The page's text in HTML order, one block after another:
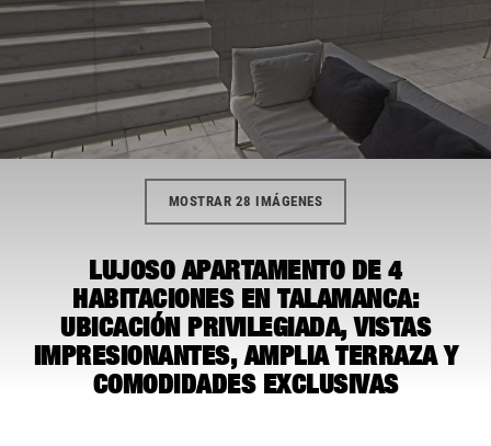
MOSTRAR 28 IMÁGENES
LUJOSO APARTAMENTO DE 4
HABITACIONES EN TALAMANCA:
UBICACIÓN PRIVILEGIADA, VISTAS
IMPRESIONANTES, AMPLIA TERRAZA Y
COMODIDADES EXCLUSIVAS